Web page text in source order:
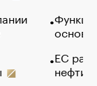
основ
ЕС
нефти